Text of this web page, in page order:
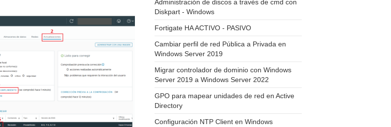
Administración de discos a través de cmd con
Diskpart - Windows
Fortigate HA ACTIVO - PASIVO
Cambiar perfil de red Pública a Privada en
Windows Server 2019
Migrar controlador de dominio con Windows
Server 2019 a Windows Server 2022
GPO para mapear unidades de red en Active
Directory
Configuración NTP Client en Windows